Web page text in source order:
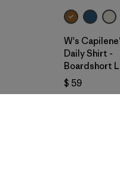
W's
Daily Shirt -
Boardshort
$ 59